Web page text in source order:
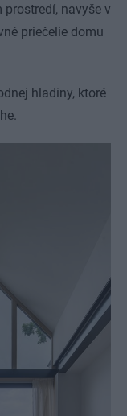
navyše v
priečelie domu
hladiny, ktoré